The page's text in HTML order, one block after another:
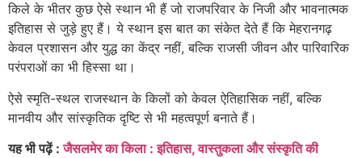
किले के भीतर कुछ ऐसे स्थान भी हैं जो राजपरिवार के निजी और भावनात्मक
इतिहास से जुड़े हुए हैं। ये स्थान इस बात का संकेत देते हैं कि मेहरानगढ़
केवल प्रशासन और युद्ध का केंद्र नहीं, बल्कि राजसी जीवन और पारिवारिक
परंपराओं का भी हिस्सा था।
ऐसे स्मृति-स्थल राजस्थान के किलों को केवल ऐतिहासिक नहीं, बल्कि
मानवीय और सांस्कृतिक दृष्टि से भी महत्वपूर्ण बनाते हैं।
यह भी पढ़ें :जैसलमेर का किला : इतिहास, वास्तुकला और संस्कृति की